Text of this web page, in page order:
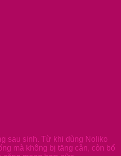
sau sinh. Từ khi dùng Noliko
mà không bị tăng cân, còn bổ